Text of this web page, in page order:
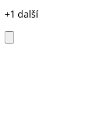
+1 další